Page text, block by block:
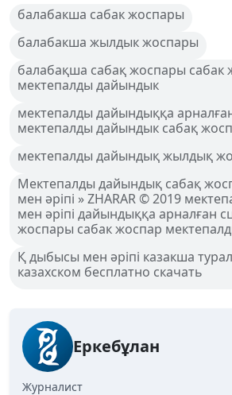
балабакша сабак жоспары
балабакша жылдык жоспары
балабақша сабақ жоспары сабак
мектепалды дайындык
мектепалды дайындыққа
мектепалды дайындык сабақ
мектепалды дайындық жылдық
Мектепалды дайындық сабақ
мен әріпі » ZHARAR © 2019
мен әріпі дайындыққа арналған
жоспары сабак жоспар
Қ дыбысы мен әріпі казакша
казахском бесплатно скачать
Еркебұлан
Журналист